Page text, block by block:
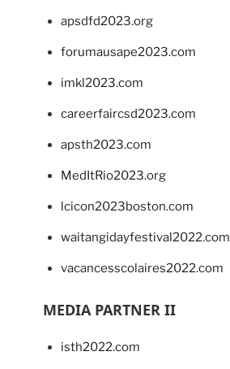
apsdfd2023.org
forumausape2023.com
imkl2023.com
careerfaircsd2023.com
apsth2023.com
MedItRio2023.org
lcicon2023boston.com
waitangidayfestival2022.com
vacancesscolaires2022.com
MEDIA PARTNER II
isth2022.com